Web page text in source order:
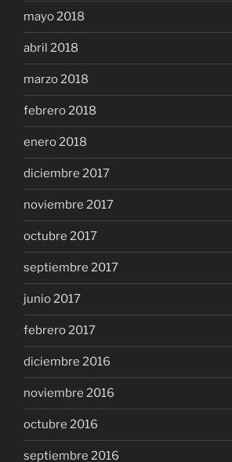
mayo 2018
abril 2018
marzo 2018
febrero 2018
enero 2018
diciembre 2017
noviembre 2017
octubre 2017
septiembre 2017
junio 2017
febrero 2017
diciembre 2016
noviembre 2016
octubre 2016
septiembre 2016